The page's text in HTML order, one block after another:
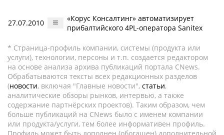
27.07.2010
«Корус Консалтинг» автоматизирует
прибалтийского 4PL-оператора Sanitex
* Страница-профиль компании, системы (продукта или
услуги), технологии, персоны и т.п. создается редактором
на основе анализа архива публикаций портала CNews.
Обрабатываются тексты всех редакционных разделов
(новости, включая "Главные новости", статьи,
аналитические обзоры рынков, интервью, а также
содержание партнёрских проектов). Таким образом, чем
больше публикаций на CNews было с именем компании
или продукта/услуги, тем более информативен профиль.